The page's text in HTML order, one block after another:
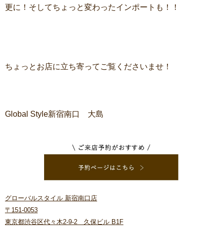
更に！そしてちょっと変わったインポートも！！
ちょっとお店に立ち寄ってご覧くださいませ！
Global Style新宿南口 大島
グローバルスタイル 新宿南口店
〒151-0053
東京都渋谷区代々木2-9-2 久保ビル B1F